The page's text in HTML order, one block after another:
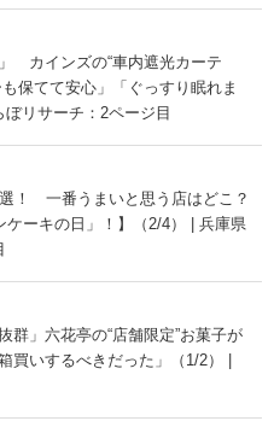
カインズの“車内遮光カーテ
保てて安心」「ぐっすり眠れま
リサーチ：2ページ目
！ 一番うまいと思う店はどこ？
ケーキの日」！】（2/4） | 兵庫県
群」六花亭の“店舗限定”お菓子が
いするべきだった」（1/2） |